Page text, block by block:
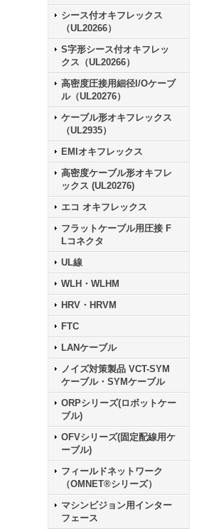
シース付オキフレックス
（UL20266）
S字形シース付オキフレッ
クス（UL20266）
高密度圧接用細径I/Oケーブ
ル（UL20276）
ケーブル形オキフレックス
（UL2935）
EMIオキフレックス
高密度ケーブル形オキフレ
ックス (UL20276)
エコ オキフレックス
フラットケーブル用圧接 F
Lコネクタ
UL線
WLH・WLHM
HRV・HRVM
FTC
LANケーブル
ノイズ対策製品 VCT-SYM
ケーブル・SYMケーブル
ORPシリーズ(ロボットケー
ブル)
OFVシリーズ(固定配線用ケ
ーブル)
フィールドネットワーク
（OMNET®シリーズ）
マシンビジョン用インター
フェース